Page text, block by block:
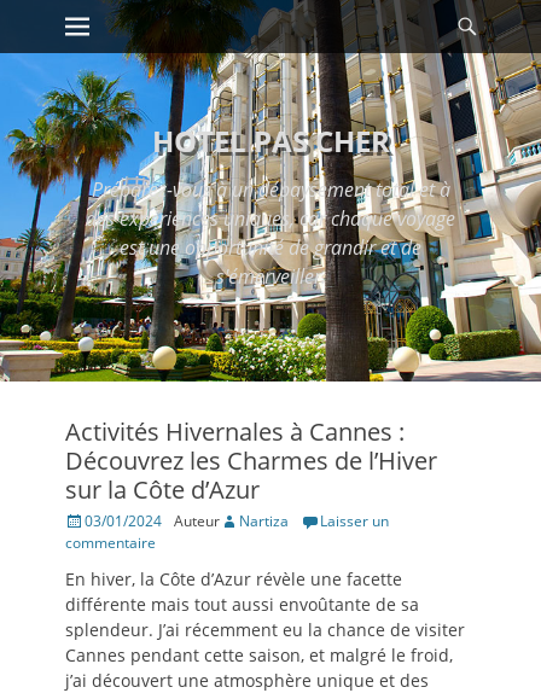
Passer
au
Premier menu
HOTEL PAS CHER
Préparez-vous à un dépaysement total et à
des expériences uniques, car chaque voyage
est une opportunité de grandir et de
s'émerveiller.
Activités Hivernales à Cannes :
Découvrez les Charmes de l’Hiver
sur la Côte d’Azur
Posté
le
03/01/2024 Auteur Nartiza
Laisser un
commentaire
En hiver, la Côte d’Azur révèle une facette
différente mais tout aussi envoûtante de sa
splendeur. J’ai récemment eu la chance de visiter
Cannes pendant cette saison, et malgré le froid,
j’ai découvert une atmosphère unique et des